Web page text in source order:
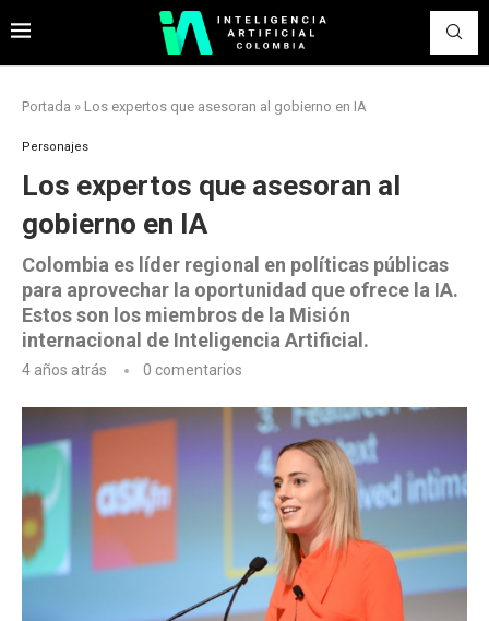
Portada » Los expertos que asesoran al gobierno en IA
Personajes
Los expertos que asesoran al
gobierno en IA
Colombia es líder regional en políticas públicas
para aprovechar la oportunidad que ofrece la IA.
Estos son los miembros de la Misión
internacional de Inteligencia Artificial.
4 años atrás 0 comentarios